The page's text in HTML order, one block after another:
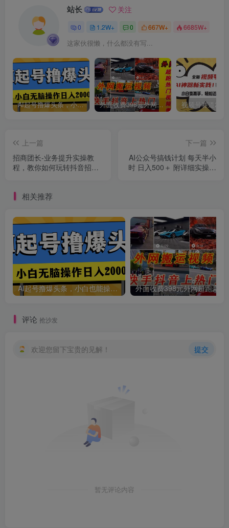
站长 关注
0 1.2W+ 0 667W+ 6685W+
这家伙很懒，什么都没有写...
AI起号撸爆头条，小白也能操作，日入2000+ 外面收费398元外网超跑豪车汽车视频搬运至快手抖音上热门项目
上一篇
招商团长-业务提升实操教
程，教你如何玩转抖音招商
下一篇
AI公众号搞钱计划 每天半小
时 日入500＋ 附详细实操课
相关推荐
AI起号撸爆头条，小白也能操作，日入2000+
评论 抢沙发
欢迎您留下宝贵的见解！ 提交
暂无评论内容